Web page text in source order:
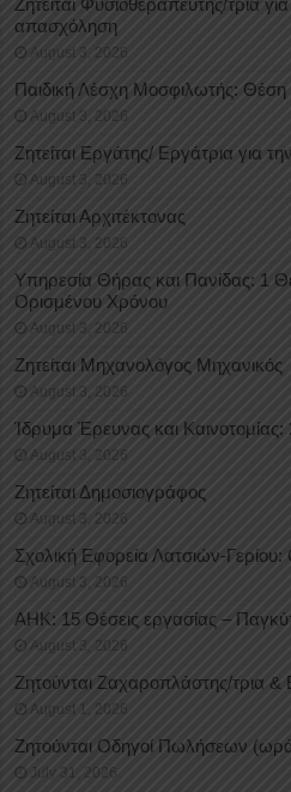
απασχόληση
August 3, 2026
Παιδική Λέσχη Μοσφιλωτής: Θέση
August 3, 2026
Ζητείται Εργάτης/ Εργάτρια για
August 3, 2026
Ζητείται Αρχιτέκτονας
August 3, 2026
Υπηρεσία Θήρας και Πανίδας: 1
Oρισμένου Xρόνου
August 3, 2026
Ζητείται Μηχανολόγος Μηχανικός
August 3, 2026
Ίδρυμα Έρευνας και Καινοτομίας:
August 3, 2026
Ζητείται Δημοσιογράφος
August 3, 2026
Σχολική Εφορεία Λατσιών-Γερίου:
August 3, 2026
ΑΗΚ: 15 Θέσεις εργασίας –
August 3, 2026
Ζητούνται Ζαχαροπλάστης/τρια
August 1, 2026
Ζητούνται Οδηγοί Πωλήσεων
July 31, 2026